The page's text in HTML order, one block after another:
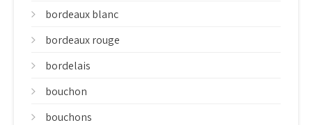
bordeaux blanc
bordeaux rouge
bordelais
bouchon
bouchons